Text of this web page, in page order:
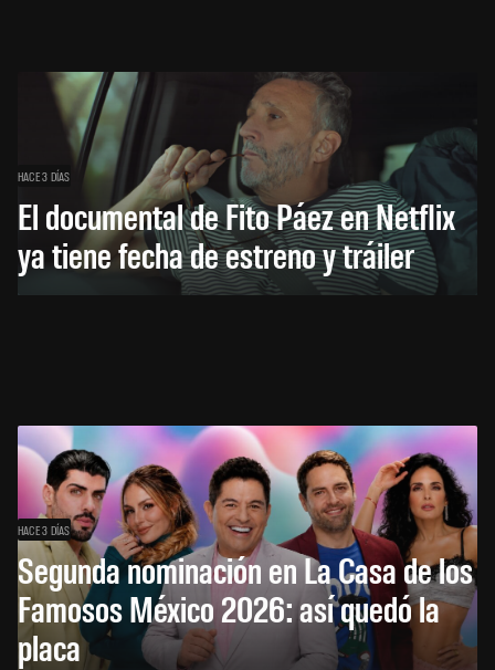
HACE 3 DÍAS
El documental de Fito Páez en Netflix
ya tiene fecha de estreno y tráiler
HACE 3 DÍAS
Segunda nominación en La Casa de los
Famosos México 2026: así quedó la
placa